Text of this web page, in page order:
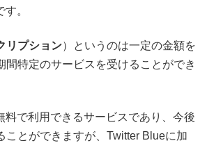
。
リプション）というのは一定の金額を
間特定のサービスを受けることができ
料で利用できるサービスであり、今後
ことができますが、Twitter Blueに加